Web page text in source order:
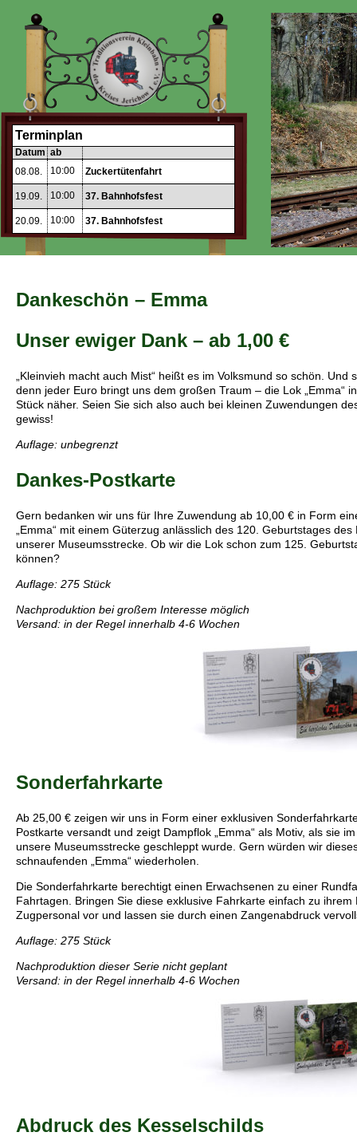
Terminplan
Datum ab
08.08.
10:00 Zuckertütenfahrt
19.09. 10:00 37. Bahnhofsfest
20.09. 10:00 37. Bahnhofsfest
Dankeschön – Emma
Unser ewiger Dank – ab 1,00 €
„Kleinvieh macht auch Mist“ heißt es im Volksmund so schön.
denn jeder Euro bringt uns dem großen Traum – die Lok „Emma“
Stück näher. Seien Sie sich also auch bei kleinen Zuwendungen
gewiss!
Auflage: unbegrenzt
Dankes-Postkarte
Gern bedanken wir uns für Ihre Zuwendung ab 10,00 € in Form
„Emma“ mit einem Güterzug anlässlich des 120. Geburtstages
unserer Museumsstrecke. Ob wir die Lok schon zum 125.
können?
Auflage: 275 Stück
Nachproduktion bei großem Interesse möglich
Versand: in der Regel innerhalb 4-6 Wochen
Sonderfahrkarte
Ab 25,00 € zeigen wir uns in Form einer exklusiven
Postkarte versandt und zeigt Dampflok „Emma“ als Motiv, als sie
unsere Museumsstrecke geschleppt wurde. Gern würden wir
schnaufenden „Emma“ wiederholen.
Die Sonderfahrkarte berechtigt einen Erwachsenen zu einer
Fahrtagen. Bringen Sie diese exklusive Fahrkarte einfach zu
Zugpersonal vor und lassen sie durch einen Zangenabdruck
Auflage: 275 Stück
Nachproduktion dieser Serie nicht geplant
Versand: in der Regel innerhalb 4-6 Wochen
Abdruck des Kesselschilds